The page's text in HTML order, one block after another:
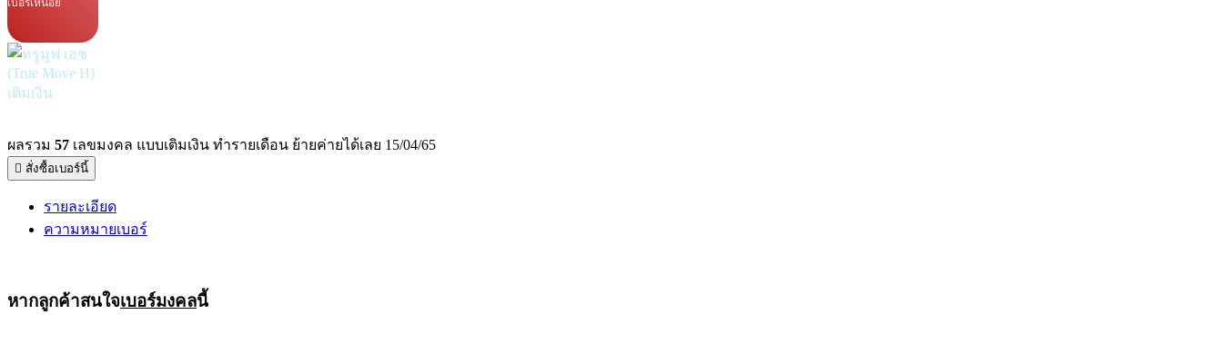
เติมเงิน
ผลรวม 57 เลขมงคล แบบเติมเงิน ทำรายเดือน ย้ายค่ายได้เลย 15/04/65
สั่งซื้อเบอร์นี้
รายละเอียด
ความหมายเบอร์
หากลูกค้าสนใจเบอร์มงคลนี้